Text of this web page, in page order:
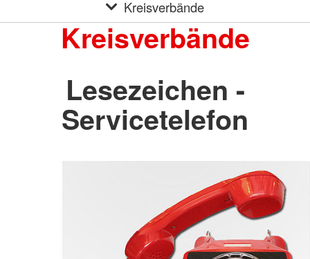
Kreisverbände
Kreisverbände
Lesezeichen -
Servicetelefon